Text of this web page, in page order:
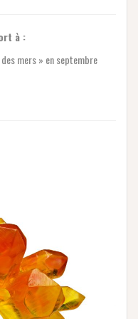
à :
mers » en septembre